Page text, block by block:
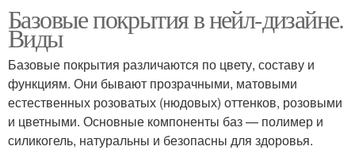
Базовые покрытия в нейл-дизайне.
Виды
Базовые покрытия различаются по цвету, составу и
функциям. Они бывают прозрачными, матовыми
естественных розоватых (нюдовых) оттенков, розовыми
и цветными. Основные компоненты баз — полимер и
силикогель, натуральны и безопасны для здоровья.